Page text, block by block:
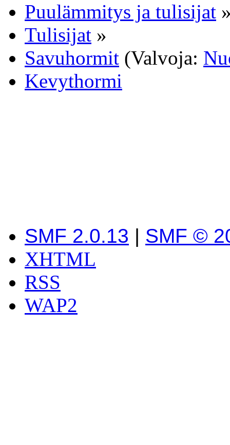
Puulämmitys ja tulisijat
Tulisijat »
Savuhormit (Valvoja:
Kevythormi
SMF 2.0.13 | SMF ©
XHTML
RSS
WAP2